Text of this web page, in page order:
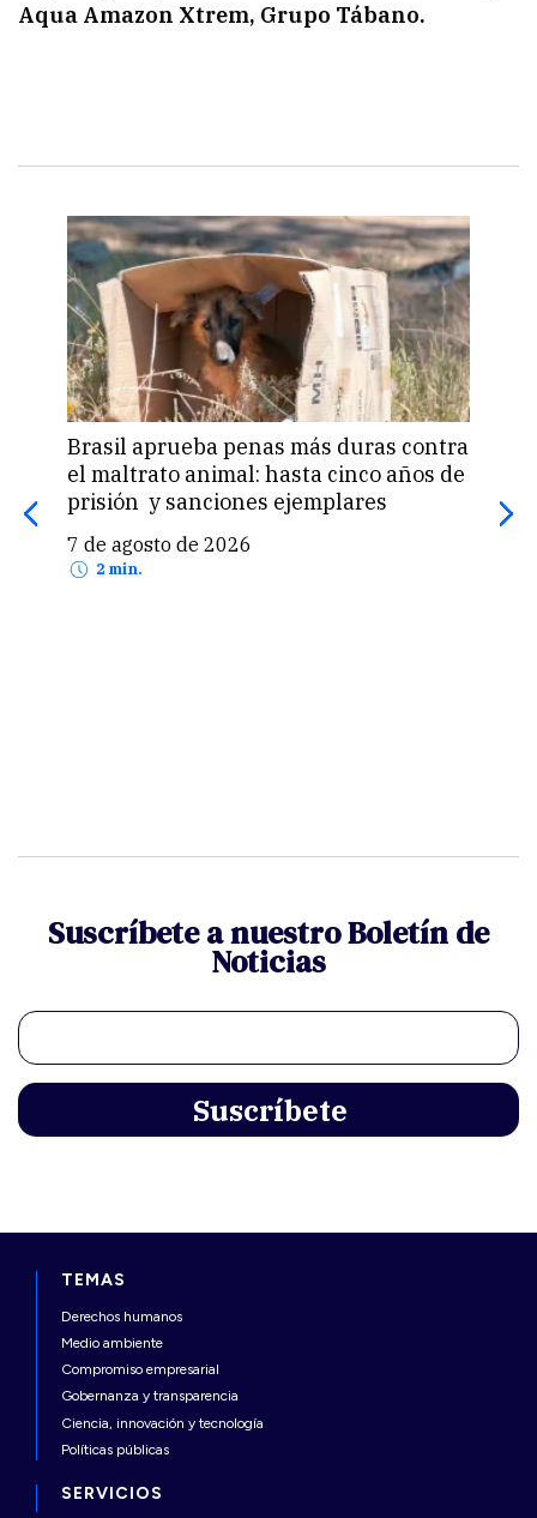
Aqua Amazon Xtrem, Grupo Tábano.
Brasil aprueba penas más duras contra
el maltrato animal: hasta cinco años de
prisión y sanciones ejemplares
7 de agosto de 2026
2 min.
Suscríbete a nuestro Boletín de
Noticias
TEMAS
Derechos humanos
Medio ambiente
Compromiso empresarial
Gobernanza y transparencia
Ciencia, innovación y tecnología
Políticas públicas
SERVICIOS